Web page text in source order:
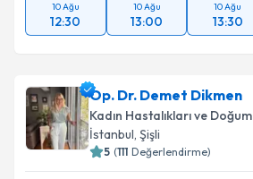
10 Ağu
12:30
10 Ağu
13:00
10 Ağu
13:30
Op. Dr. Demet Dikmen
Kadın Hastalıkları ve Doğum
İstanbul, Şişli
5 (111 Değerlendirme)